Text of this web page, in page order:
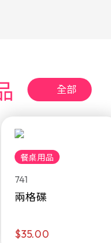
全部
餐桌用品
741
兩格碟
$35.00